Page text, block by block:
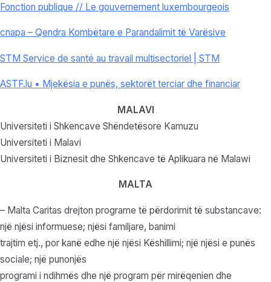
Fonction publique // Le gouvernement luxembourgeois
cnapa – Qendra Kombëtare e Parandalimit të Varësive
STM Service de santé au travail multisectoriel | STM
ASTF.lu • Mjekësia e punës, sektorët terciar dhe financiar
MALAVI
Universiteti i Shkencave Shëndetësore Kamuzu
Universiteti i Malavi
Universiteti i Biznesit dhe Shkencave të Aplikuara në Malawi
MALTA
– Malta Caritas drejton programe të përdorimit të substancave:
një njësi informuese; njësi familjare, banimi
trajtim etj., por kanë edhe një njësi Këshillimi; një njësi e punës
sociale; një punonjës
programi i ndihmës dhe një program për mirëqenien dhe